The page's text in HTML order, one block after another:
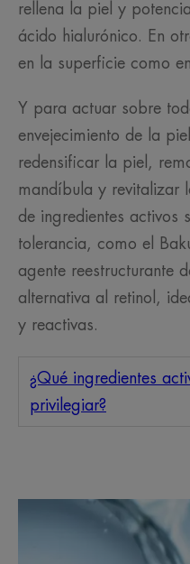
rellena la piel y
ácido hialurónico. En
en la superficie como
Y para actuar sobre
envejecimiento de la
redensificar la piel,
mandíbula y revitalizar
de ingredientes activos
tolerancia, como el
agente reestructurante
alternativa al retinol,
y reactivas.
¿Qué ingredientes
privilegiar?